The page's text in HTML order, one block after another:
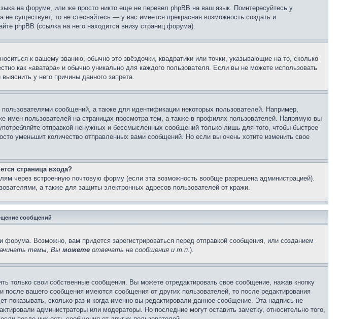
на форуме, или же просто никто еще не перевел phpBB на ваш язык. Поинтересуйтесь у
существует, то не стесняйтесь — у вас имеется прекрасная возможность создать и
phpBB (ссылка на него находится внизу страниц форума).
к вашему званию, обычно это звёздочки, квадратики или точки, указывающие на то, сколько
как «аватара» и обычно уникально для каждого пользователя. Если вы не можете использовать
у него причины данного запрета.
сообщений, а также для идентификации некоторых пользователей. Например,
пользователей на страницах просмотра тем, а также в профилях пользователей. Напрямую вы
отправкой ненужных и бессмысленных сообщений только лишь для того, чтобы быстрее
уменьшит количество отправленных вами сообщений. Но если вы очень хотите изменить свое
страница входа?
через встроенную почтовую форму (если эта возможность вообще разрешена администрацией).
а также для защиты электронных адресов пользователей от кражи.
сообщений
Возможно, вам придется зарегистрироваться перед отправкой сообщения, или созданием
темы, Вы можете отвечать на сообщения и т.п.).
только свои собственные сообщения. Вы можете отредактировать свое сообщение, нажав кнопку
вашего сообщения имеются сообщения от других пользователей, то после редактирования
сколько раз и когда именно вы редактировали данное сообщение. Эта надпись не
администраторы или модераторы. Но последние могут оставить заметку, относительно того,